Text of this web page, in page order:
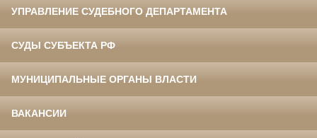
УПРАВЛЕНИЕ СУДЕБНОГО ДЕПАРТАМЕНТА
СУДЫ СУБЪЕКТА РФ
МУНИЦИПАЛЬНЫЕ ОРГАНЫ ВЛАСТИ
ВАКАНСИИ